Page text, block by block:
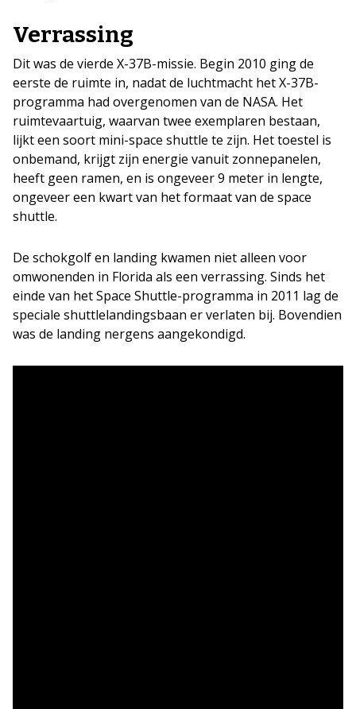
Verrassing
Dit was de vierde X-37B-missie. Begin 2010 ging de
eerste de ruimte in, nadat de luchtmacht het X-37B-
programma had overgenomen van de NASA. Het
ruimtevaartuig, waarvan twee exemplaren bestaan,
lijkt een soort mini-space shuttle te zijn. Het toestel is
onbemand, krijgt zijn energie vanuit zonnepanelen,
heeft geen ramen, en is ongeveer 9 meter in lengte,
ongeveer een kwart van het formaat van de space
shuttle.
De schokgolf en landing kwamen niet alleen voor
omwonenden in Florida als een verrassing. Sinds het
einde van het Space Shuttle-programma in 2011 lag de
speciale shuttlelandingsbaan er verlaten bij. Bovendien
was de landing nergens aangekondigd.